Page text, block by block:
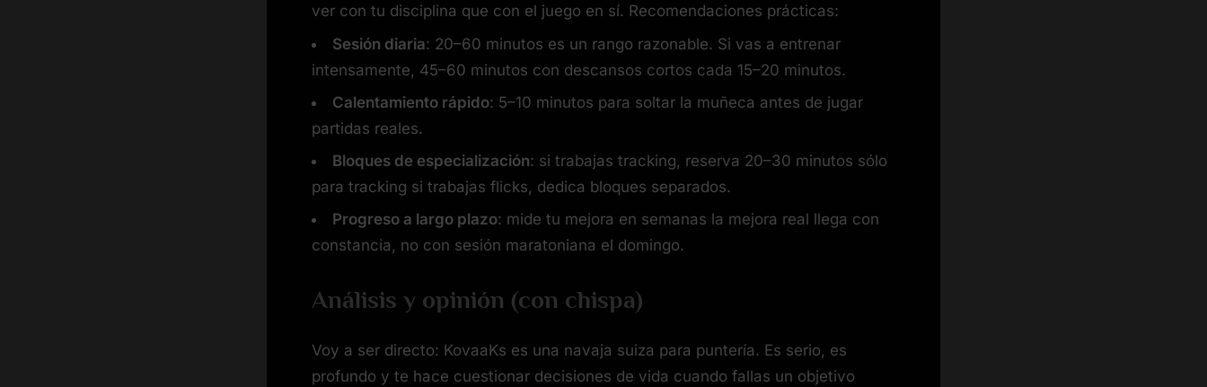
ver con tu disciplina que con el juego en sí. Recomendaciones prácticas:
Sesión diaria: 20–60 minutos es un rango razonable. Si vas a entrenar
intensamente, 45–60 minutos con descansos cortos cada 15–20 minutos.
Calentamiento rápido: 5–10 minutos para soltar la muñeca antes de jugar
partidas reales.
Bloques de especialización: si trabajas tracking, reserva 20–30 minutos sólo
para tracking si trabajas flicks, dedica bloques separados.
Progreso a largo plazo: mide tu mejora en semanas la mejora real llega con
constancia, no con sesión maratoniana el domingo.
Análisis y opinión (con chispa)
Voy a ser directo: KovaaKs es una navaja suiza para puntería. Es serio, es
profundo y te hace cuestionar decisiones de vida cuando fallas un objetivo